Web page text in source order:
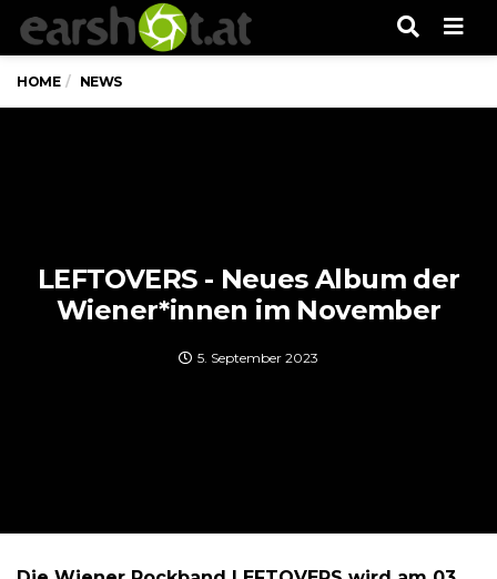
HOME NEWS
LEFTOVERS - Neues Album der
Wiener*innen im November
5. September 2023